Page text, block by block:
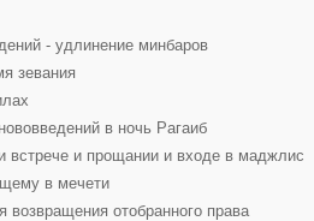
- удлинение минбаров
зевания
в ночь Рагаиб
встрече и прощании и входе в маджлис
в мечети
возвращения отобранного права